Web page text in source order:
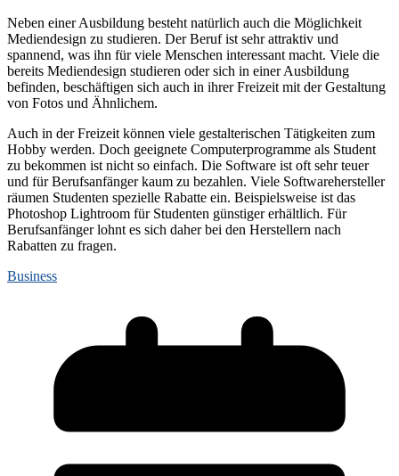
Neben einer Ausbildung besteht natürlich auch die Möglichkeit
Mediendesign zu studieren. Der Beruf ist sehr attraktiv und
spannend, was ihn für viele Menschen interessant macht. Viele die
bereits Mediendesign studieren oder sich in einer Ausbildung
befinden, beschäftigen sich auch in ihrer Freizeit mit der Gestaltung
von Fotos und Ähnlichem.
Auch in der Freizeit können viele gestalterischen Tätigkeiten zum
Hobby werden. Doch geeignete Computerprogramme als Student
zu bekommen ist nicht so einfach. Die Software ist oft sehr teuer
und für Berufsanfänger kaum zu bezahlen. Viele Softwarehersteller
räumen Studenten spezielle Rabatte ein. Beispielsweise ist das
Photoshop Lightroom für Studenten günstiger erhältlich. Für
Berufsanfänger lohnt es sich daher bei den Herstellern nach
Rabatten zu fragen.
Business